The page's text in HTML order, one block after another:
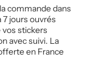
commande dans
7 jours ouvrés
vos stickers
avec suivi. La
en France